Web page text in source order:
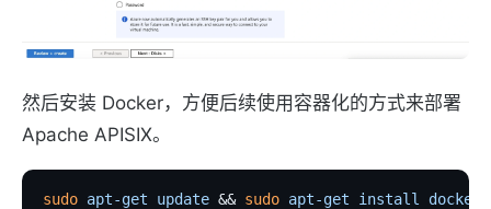
然后安装 Docker，方便后续使用容器化的方式来部署
Apache APISIX。
sudo apt-get update && sudo apt-get install